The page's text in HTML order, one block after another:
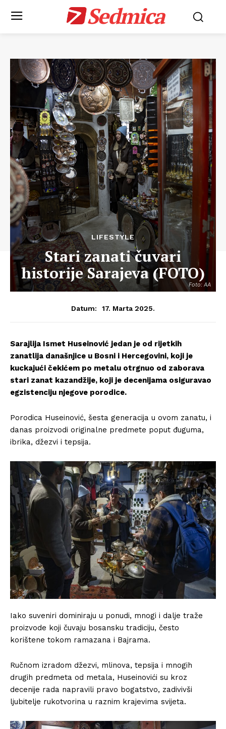
Sedmica
Foto: AA
LIFESTYLE
Stari zanati čuvari
historije Sarajeva (FOTO)
Datum: 17. Marta 2025.
Sarajlija Ismet Huseinović jedan je od rijetkih
zanatlija današnjice u Bosni i Hercegovini, koji je
kuckajući čekićem po metalu otrgnuo od zaborava
stari zanat kazandžije, koji je decenijama osiguravao
egzistenciju njegove porodice.
Porodica Huseinović, šesta generacija u ovom zanatu, i
danas proizvodi originalne predmete poput đuguma,
ibrika, džezvi i tepsija.
Iako suveniri dominiraju u ponudi, mnogi i dalje traže
proizvode koji čuvaju bosansku tradiciju, često
korištene tokom ramazana i Bajrama.
Ručnom izradom džezvi, mlinova, tepsija i mnogih
drugih predmeta od metala, Huseinovići su kroz
decenije rada napravili pravo bogatstvo, zadivivši
ljubitelje rukotvorina u raznim krajevima svijeta.